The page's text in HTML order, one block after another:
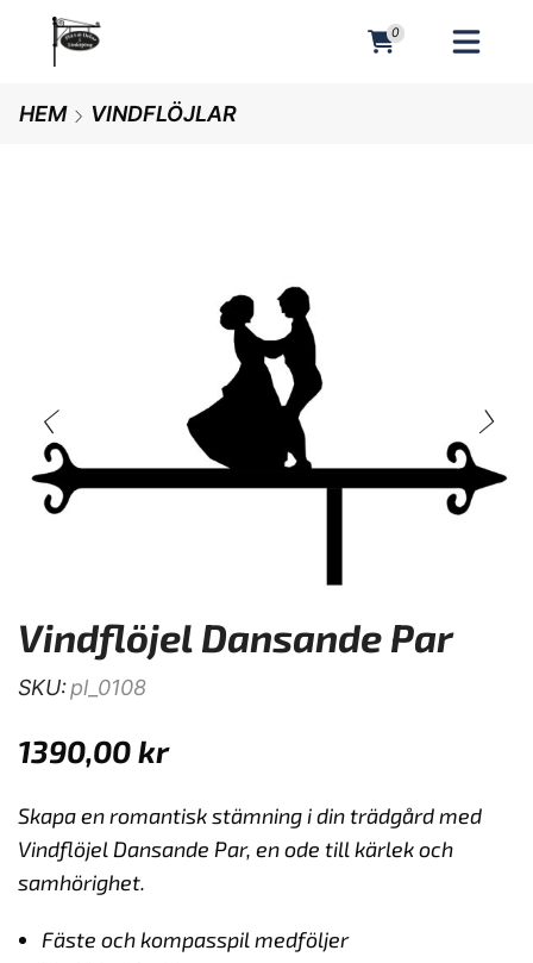
0
HEM VINDFLÖJLAR
Vindflöjel Dansande Par
SKU:pl_0108
1390,00kr
Skapa en romantisk stämning i din trädgård med
Vindflöjel Dansande Par, en ode till kärlek och
samhörighet.
Fäste och kompasspil medföljer